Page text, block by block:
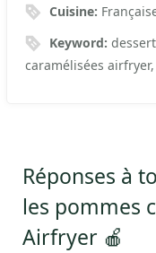
Cuisine:
Keyword:
caramélisées
Réponses à
les pommes
Airfryer 🍎